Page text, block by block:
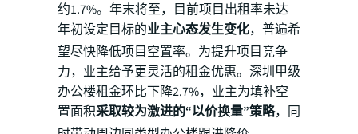
约1.7%。年末将至，目前项目出租率未达
年初设定目标的业主心态发生变化，普遍希
望尽快降低项目空置率。为提升项目竞争
力，业主给予更灵活的租金优惠。深圳甲级
办公楼租金环比下降2.7%，业主为填补空
置面积采取较为激进的“以价换量”策略，同